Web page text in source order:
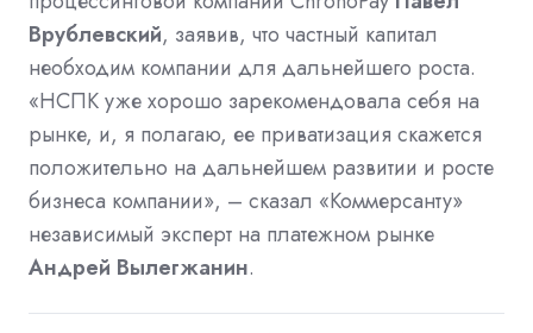
Врублевский, заявив, что частный капитал
необходим компании для дальнейшего роста.
«НСПК уже хорошо зарекомендовала себя на
рынке, и, я полагаю, ее приватизация скажется
положительно на дальнейшем развитии и росте
бизнеса компании», – сказал «Коммерсанту»
независимый эксперт на платежном рынке
Андрей Вылегжанин.